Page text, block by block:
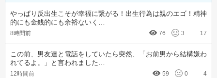
やっぱり反出生こそが幸福に繋がる！出生行為は親のエゴ！精神
的にも金銭的にも余裕ないく…
8時間前 76 3 17
この前、男友達と電話をしていたら突然、「お前男から結構嫌わ
れてるよ。」と言われました…
12時間前 59 0 4